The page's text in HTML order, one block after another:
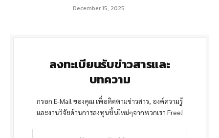
December 15, 2025
ลงทะเบียนรับข่าวสารและ
บทความ
กรอก E-Mail ของคุณ เพื่อติดตามข่าวสาร, องค์ความรู้
และงานวิจัยด้านการลงทุนชิ้นใหม่ๆจากพวกเรา Free!